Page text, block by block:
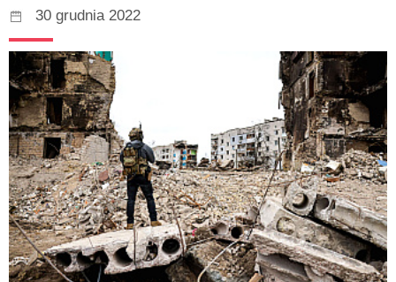
30 grudnia 2022